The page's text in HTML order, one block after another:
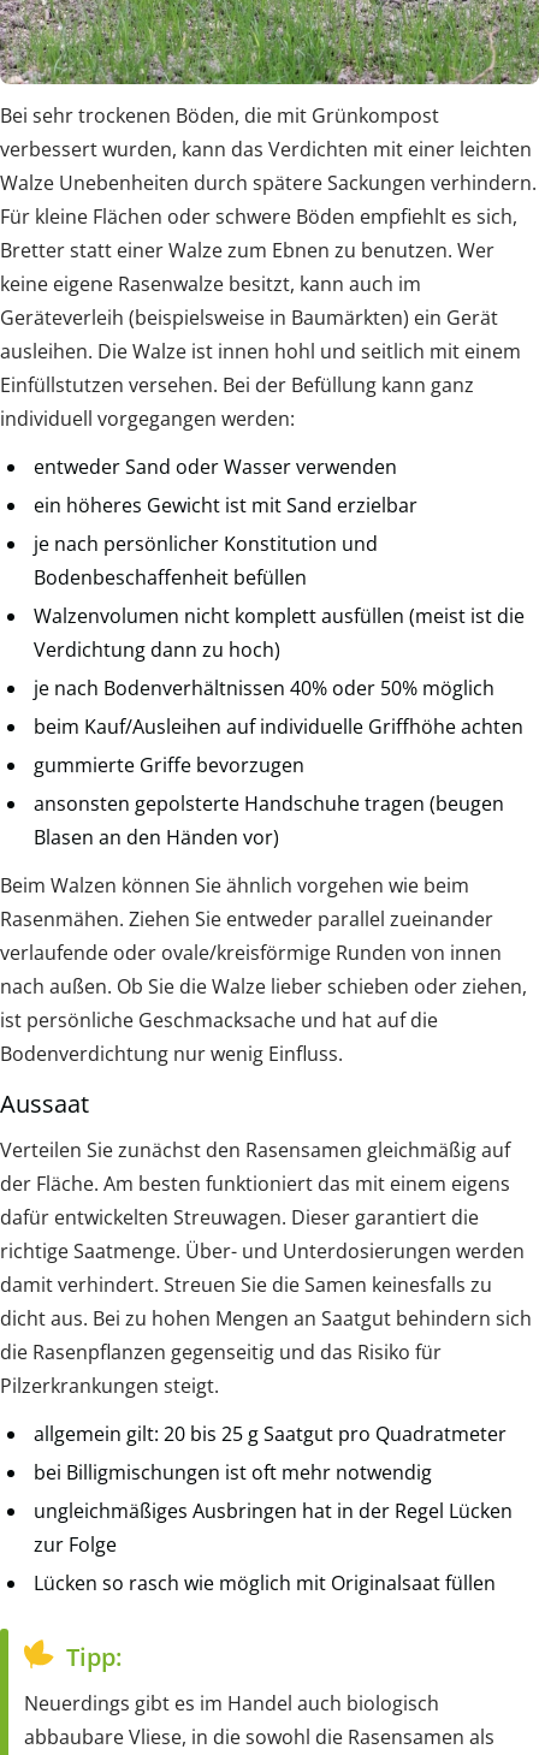
Bei sehr trockenen Böden, die mit Grünkompost
verbessert wurden, kann das Verdichten mit einer leichten
Walze Unebenheiten durch spätere Sackungen verhindern.
Für kleine Flächen oder schwere Böden empfiehlt es sich,
Bretter statt einer Walze zum Ebnen zu benutzen. Wer
keine eigene Rasenwalze besitzt, kann auch im
Geräteverleih (beispielsweise in Baumärkten) ein Gerät
ausleihen. Die Walze ist innen hohl und seitlich mit einem
Einfüllstutzen versehen. Bei der Befüllung kann ganz
individuell vorgegangen werden:
entweder Sand oder Wasser verwenden
ein höheres Gewicht ist mit Sand erzielbar
je nach persönlicher Konstitution und
Bodenbeschaffenheit befüllen
Walzenvolumen nicht komplett ausfüllen (meist ist die
Verdichtung dann zu hoch)
je nach Bodenverhältnissen 40% oder 50% möglich
beim Kauf/Ausleihen auf individuelle Griffhöhe achten
gummierte Griffe bevorzugen
ansonsten gepolsterte Handschuhe tragen (beugen
Blasen an den Händen vor)
Beim Walzen können Sie ähnlich vorgehen wie beim
Rasenmähen. Ziehen Sie entweder parallel zueinander
verlaufende oder ovale/kreisförmige Runden von innen
nach außen. Ob Sie die Walze lieber schieben oder ziehen,
ist persönliche Geschmacksache und hat auf die
Bodenverdichtung nur wenig Einfluss.
Aussaat
Verteilen Sie zunächst den Rasensamen gleichmäßig auf
der Fläche. Am besten funktioniert das mit einem eigens
dafür entwickelten Streuwagen. Dieser garantiert die
richtige Saatmenge. Über- und Unterdosierungen werden
damit verhindert. Streuen Sie die Samen keinesfalls zu
dicht aus. Bei zu hohen Mengen an Saatgut behindern sich
die Rasenpflanzen gegenseitig und das Risiko für
Pilzerkrankungen steigt.
allgemein gilt: 20 bis 25 g Saatgut pro Quadratmeter
bei Billigmischungen ist oft mehr notwendig
ungleichmäßiges Ausbringen hat in der Regel Lücken
zur Folge
Lücken so rasch wie möglich mit Originalsaat füllen
Tipp:
Neuerdings gibt es im Handel auch biologisch
abbaubare Vliese, in die sowohl die Rasensamen als